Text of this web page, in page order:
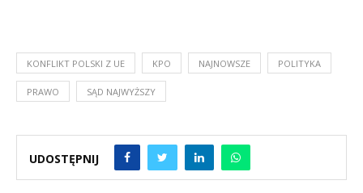
KONFLIKT POLSKI Z UE KPO NAJNOWSZE POLITYKA
PRAWO SĄD NAJWYŻSZY
UDOSTĘPNIJ